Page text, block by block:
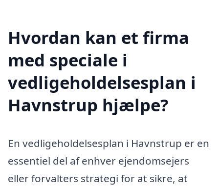
Hvordan kan et firma
med speciale i
vedligeholdelsesplan i
Havnstrup hjælpe?
En vedligeholdelsesplan i Havnstrup er en
essentiel del af enhver ejendomsejers
eller forvalters strategi for at sikre, at